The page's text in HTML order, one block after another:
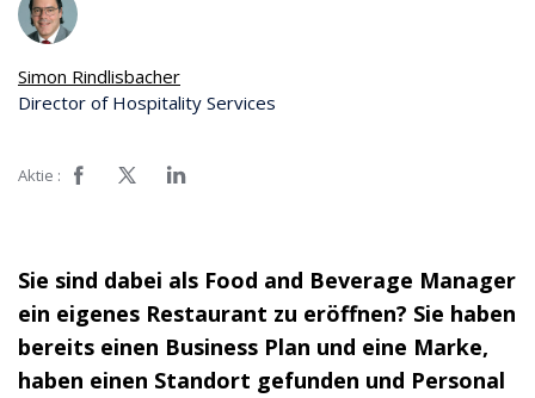
Simon Rindlisbacher
Director of Hospitality Services
Aktie :
Sie sind dabei als Food and Beverage Manager
ein eigenes Restaurant zu eröffnen? Sie haben
bereits einen Business Plan und eine Marke,
haben einen Standort gefunden und Personal